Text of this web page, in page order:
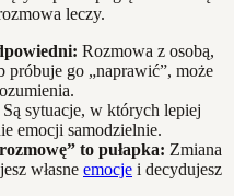
leczy.
Rozmowa z osobą,
próbuje go „naprawić”, może
Są sytuacje, w których lepiej
emocji samodzielnie.
to pułapka: Zmiana
własne emocje i decydujesz